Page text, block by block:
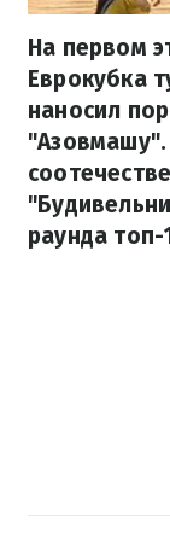
На первом
Еврокубка
наносил
"Азовмашу".
раунда